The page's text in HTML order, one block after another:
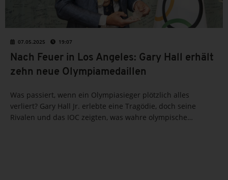
07.05.2025 19:07
Nach Feuer in Los Angeles: Gary Hall erhält
zehn neue Olympiamedaillen
Was passiert, wenn ein Olympiasieger plötzlich alles
verliert? Gary Hall Jr. erlebte eine Tragödie, doch seine
Rivalen und das IOC zeigten, was wahre olympische